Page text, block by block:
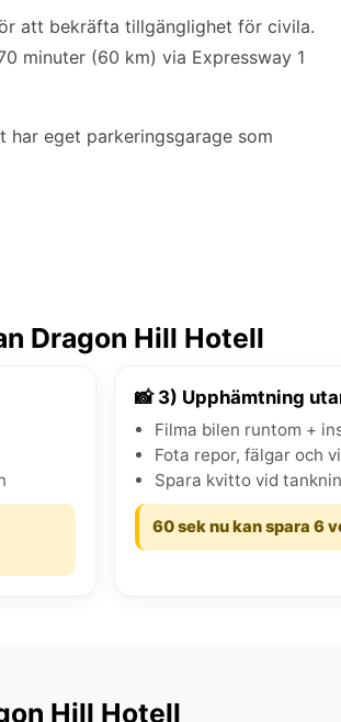
att bekräfta tillgänglighet för civila.
minuter (60 km) via Expressway 1
har eget parkeringsgarage som
Dragon Hill Hotell
📸 3) Upphämtning
Filma bilen runtom +
Fota repor, fälgar och
Spara kvitto vid
60 sek nu kan spara 6
Hill Hotell